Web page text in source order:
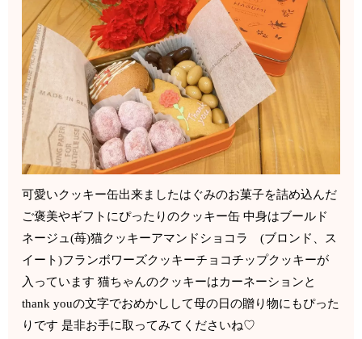
可愛いクッキー缶出来ましたはぐみのお菓子を詰め込んだ
ご褒美やギフトにぴったりのクッキー缶 中身は︎ブールド
ネージュ(苺)︎猫クッキー︎アマンドショコラ (ブロンド、ス
イート)︎フランボワーズクッキー︎チョコチップクッキーが
入っています 猫ちゃんのクッキーはカーネーションと
thank youの文字でおめかしして母の日の贈り物にもぴった
りです 是非お手に取ってみてくださいね♡